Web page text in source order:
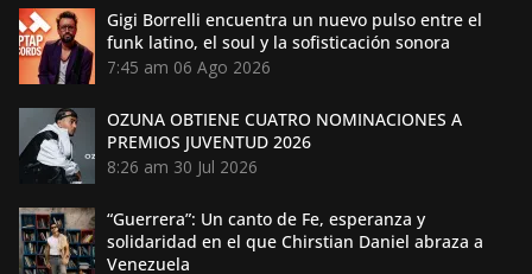
Gigi Borrelli encuentra un nuevo pulso entre el
funk latino, el soul y la sofisticación sonora
7:45 am 06 Ago 2026
OZUNA OBTIENE CUATRO NOMINACIONES A
PREMIOS JUVENTUD 2026
8:26 am 30 Jul 2026
“Guerrera”: Un canto de Fe, esperanza y
solidaridad en el que Chirstian Daniel abraza a
Venezuela